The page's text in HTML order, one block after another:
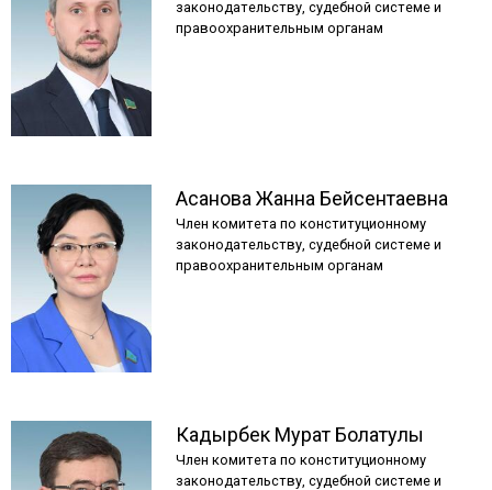
законодательству, судебной системе и
правоохранительным органам
Асанова Жанна Бейсентаевна
Член комитета по конституционному
законодательству, судебной системе и
правоохранительным органам
Кадырбек Мурат Болатулы
Член комитета по конституционному
законодательству, судебной системе и